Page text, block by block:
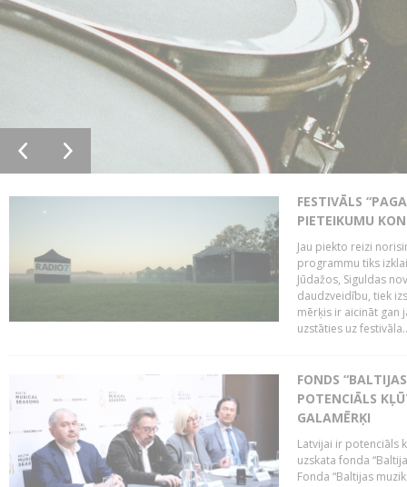
FESTIVĀLS
PIETEIKUMU
Jau piekto reizi
programmu tiks
Jūdažos, Siguldas
daudzveidību, tiek
mērķis ir aicināt gan
uzstāties uz
FONDS
POTENCIĀLS
GALAMĒRĶI
Latvijai ir potenciāls
uzskata fonda
Fonda “Baltijas